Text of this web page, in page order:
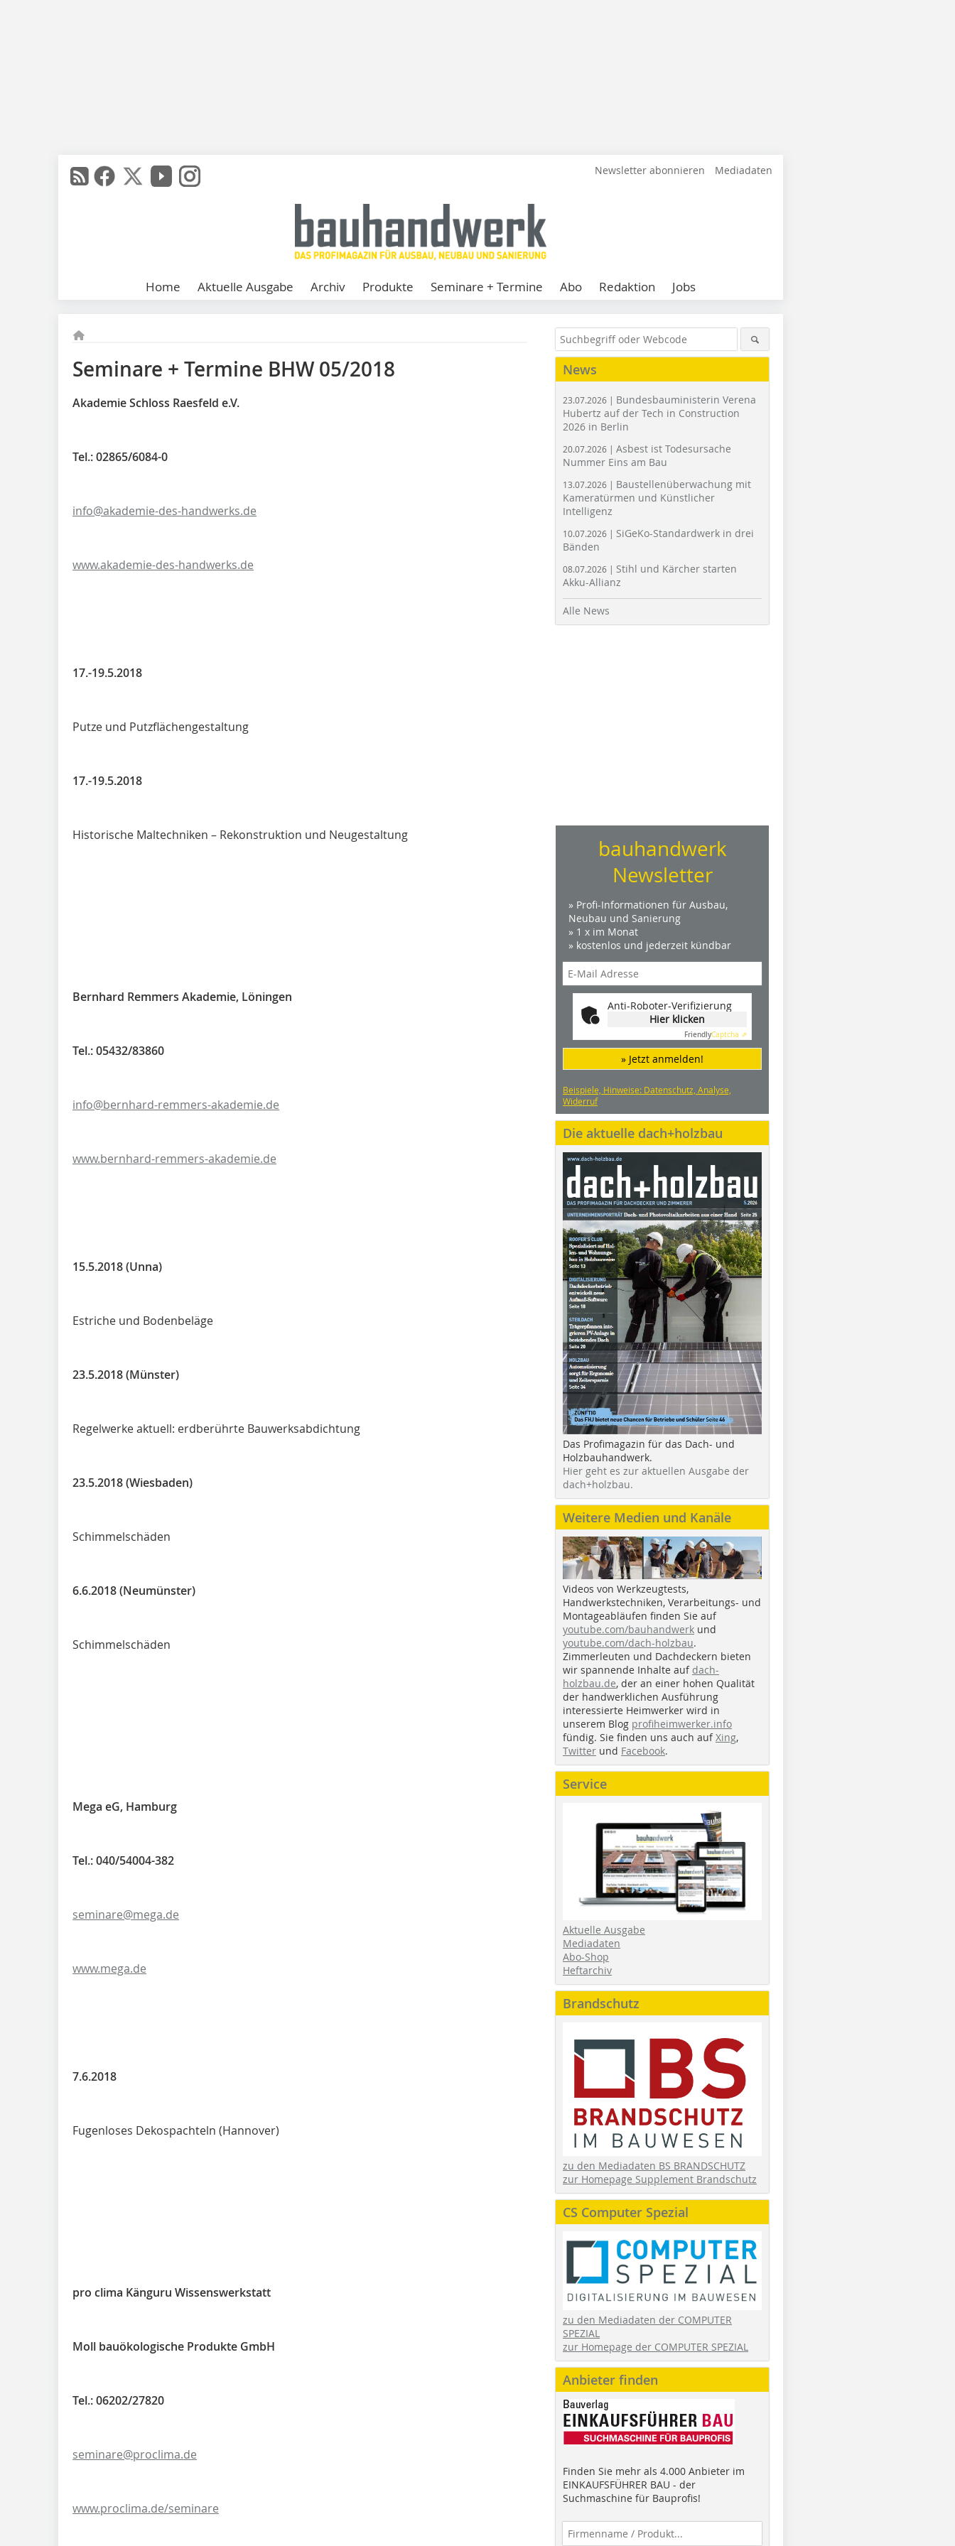
Newsletter abonnieren Mediadaten
Home Aktuelle Ausgabe Archiv Produkte Seminare + Termine Abo Redaktion Jobs
Seminare + Termine BHW 05/2018
Akademie Schloss Raesfeld e.V.
Tel.: 02865/6084-0
info@akademie-des-handwerks.de
www.akademie-des-handwerks.de
17.-19.5.2018
Putze und Putzflächengestaltung
17.-19.5.2018
Historische Maltechniken – Rekonstruktion und Neugestaltung
Bernhard Remmers Akademie, Löningen
Tel.: 05432/83860
info@bernhard-remmers-akademie.de
www.bernhard-remmers-akademie.de
15.5.2018 (Unna)
Estriche und Bodenbeläge
23.5.2018 (Münster)
Regelwerke aktuell: erdberührte Bauwerksabdichtung
23.5.2018 (Wiesbaden)
Schimmelschäden
6.6.2018 (Neumünster)
Schimmelschäden
Mega eG, Hamburg
Tel.: 040/54004-382
seminare@mega.de
www.mega.de
7.6.2018
Fugenloses Dekospachteln (Hannover)
pro clima Känguru Wissenswerkstatt
Moll bauökologische Produkte GmbH
Tel.: 06202/27820
seminare@proclima.de
www.proclima.de/seminare
News
23.07.2026 | Bundesbauministerin Verena
Hubertz auf der Tech in Construction
2026 in Berlin
20.07.2026 | Asbest ist Todesursache
Nummer Eins am Bau
13.07.2026 | Baustellenüberwachung mit
Kameratürmen und Künstlicher
Intelligenz
10.07.2026 | SiGeKo-Standardwerk in drei
Bänden
08.07.2026 | Stihl und Kärcher starten
Akku-Allianz
Alle News
bauhandwerk
Newsletter
» Profi-Informationen für Ausbau,
Neubau und Sanierung
» 1 x im Monat
» kostenlos und jederzeit kündbar
Anti-Roboter-Verifizierung
Hier klicken
FriendlyCaptcha ⇗
» Jetzt anmelden!
Beispiele, Hinweise: Datenschutz, Analyse,
Widerruf
Die aktuelle dach+holzbau
Das Profimagazin für das Dach- und
Holzbauhandwerk.
Hier geht es zur aktuellen Ausgabe der
dach+holzbau.
Weitere Medien und Kanäle
Videos von Werkzeugtests,
Handwerkstechniken, Verarbeitungs- und
Montageabläufen finden Sie auf
youtube.com/bauhandwerk und
youtube.com/dach-holzbau.
Zimmerleuten und Dachdeckern bieten
wir spannende Inhalte auf dach-
holzbau.de, der an einer hohen Qualität
der handwerklichen Ausführung
interessierte Heimwerker wird in
unserem Blog profiheimwerker.info
fündig. Sie finden uns auch aufXing,
Twitter und Facebook.
Service
Aktuelle Ausgabe
Mediadaten
Abo-Shop
Heftarchiv
Brandschutz
zu den Mediadaten BS BRANDSCHUTZ
zur Homepage Supplement Brandschutz
CS Computer Spezial
zu den Mediadaten der COMPUTER
SPEZIAL
zur Homepage der COMPUTER SPEZIAL
Anbieter finden
Finden Sie mehr als 4.000 Anbieter im
EINKAUFSFÜHRER BAU - der
Suchmaschine für Bauprofis!